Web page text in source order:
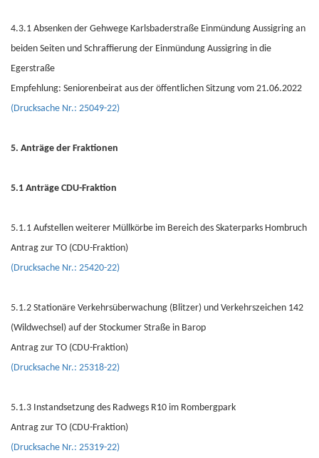
4.3.1 Absenken der Gehwege Karlsbaderstraße Einmündung Aussigring an
beiden Seiten und Schraffierung der Einmündung Aussigring in die
Egerstraße
Empfehlung: Seniorenbeirat aus der öffentlichen Sitzung vom 21.06.2022
(Drucksache Nr.: 25049-22)
5. Anträge der Fraktionen
5.1 Anträge CDU-Fraktion
5.1.1 Aufstellen weiterer Müllkörbe im Bereich des Skaterparks Hombruch
Antrag zur TO (CDU-Fraktion)
(Drucksache Nr.: 25420-22)
5.1.2 Stationäre Verkehrsüberwachung (Blitzer) und Verkehrszeichen 142
(Wildwechsel) auf der Stockumer Straße in Barop
Antrag zur TO (CDU-Fraktion)
(Drucksache Nr.: 25318-22)
5.1.3 Instandsetzung des Radwegs R10 im Rombergpark
Antrag zur TO (CDU-Fraktion)
(Drucksache Nr.: 25319-22)